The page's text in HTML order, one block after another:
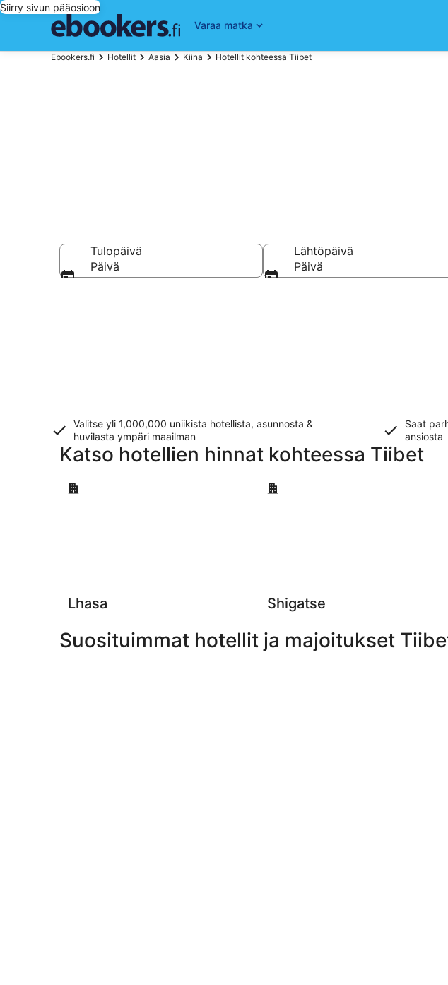
Siirry sivun pääosioon
Varaa matka
Ebookers.fi Hotellit Aasia Kiina Hotellit kohteessa Tiibet
Tulopäivä
Päivä
Lähtöpäivä
Päivä
Valitse yli 1,000,000 uniikista hotellista, asunnosta &
huvilasta ympäri maailman
Saat
ansiosta
Katso hotellien hinnat kohteessa Tiibet
Lhasa
Lhasa
Shigatse
Shigatse
Suosituimmat hotellit ja majoitukset